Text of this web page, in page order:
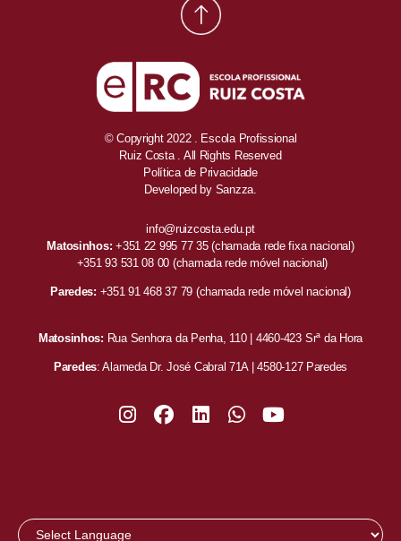
© Copyright 2022 . Escola Profissional
Ruiz Costa . All Rights Reserved
Política de Privacidade
Developed by Sanzza.
info@ruizcosta.edu.pt
Matosinhos: +351 22 995 77 35(chamada rede fixa nacional)
+351 93 531 08 00 (chamada rede móvel nacional)
Paredes: +351 91 468 37 79 (chamada rede móvel nacional)
Matosinhos: Rua Senhora da Penha, 110 | 4460-423 Srª da Hora
Paredes: Alameda Dr. José Cabral 71A | 4580-127 Paredes